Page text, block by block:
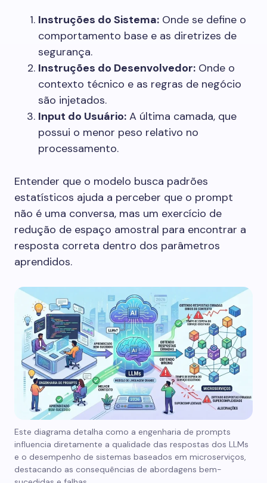
Instruções do Sistema: Onde se define o
comportamento base e as diretrizes de
segurança.
Instruções do Desenvolvedor: Onde o
contexto técnico e as regras de negócio
são injetados.
Input do Usuário: A última camada, que
possui o menor peso relativo no
processamento.
Entender que o modelo busca padrões
estatísticos ajuda a perceber que o prompt
não é uma conversa, mas um exercício de
redução de espaço amostral para encontrar a
resposta correta dentro dos parâmetros
aprendidos.
Este diagrama detalha como a engenharia de prompts
influencia diretamente a qualidade das respostas dos LLMs
e o desempenho de sistemas baseados em microserviços,
destacando as consequências de abordagens bem-